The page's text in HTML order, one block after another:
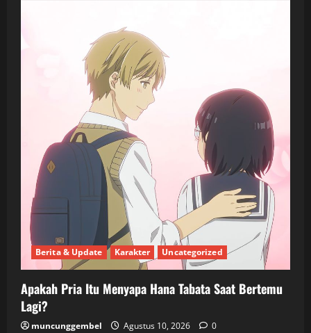
Berita & Update Karakter Uncategorized
Apakah Pria Itu Menyapa Hana Tabata Saat Bertemu
Lagi?
muncunggembel Agustus 10, 2026 0